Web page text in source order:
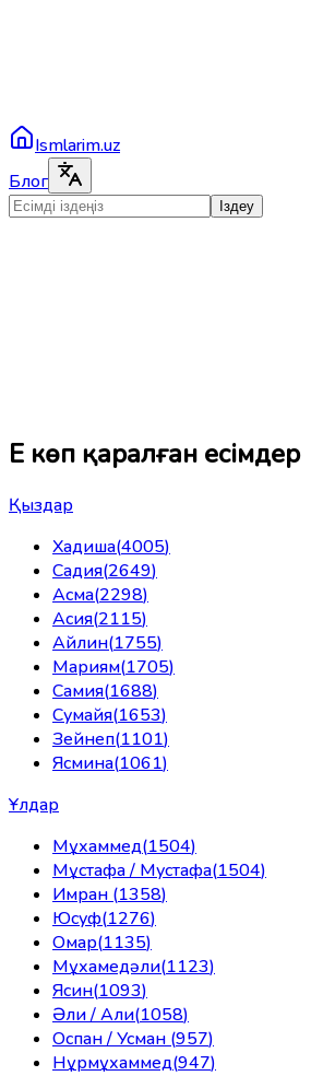
Ismlarim.uz
Блог
Іздеу
Ең көп қаралған есімдер
Қыздар
Хадиша(4005)
Садия(2649)
Асма(2298)
Асия(2115)
Айлин(1755)
Мариям(1705)
Самия(1688)
Сумайя(1653)
Зейнеп(1101)
Ясмина(1061)
Ұлдар
Мұхаммед(1504)
Мұстафа / Мустафа(1504)
Имран (1358)
Юсуф(1276)
Омар(1135)
Мұхамедәли(1123)
Ясин(1093)
Әли / Али(1058)
Оспан / Усман (957)
Нұрмұхаммед(947)